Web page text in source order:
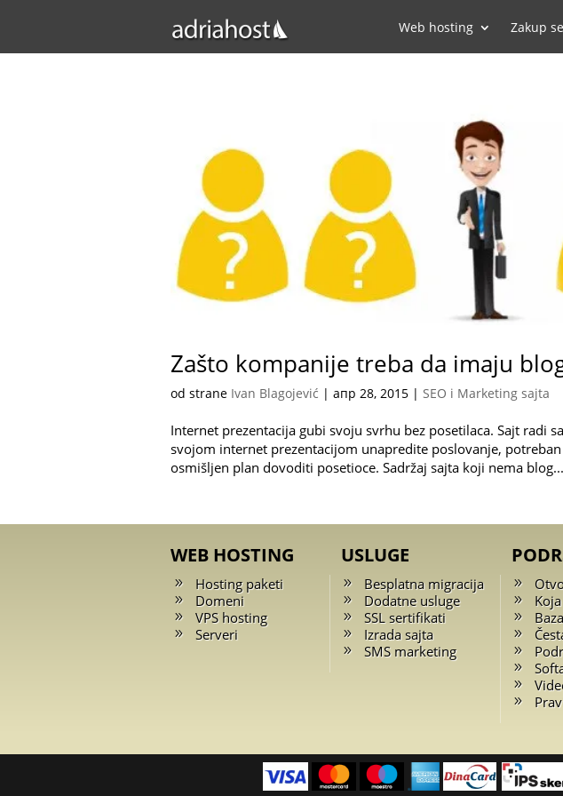
Web hosting Zakup
Zašto kompanije treba da imaju
od strane Ivan Blagojević | апр 28, 2015 | SEO i Marketing sajta
Internet prezentacija gubi svoju svrhu bez posetilaca. Sajt radi
svojom internet prezentacijom unapredite poslovanje,
osmišljen plan dovoditi posetioce. Sadržaj sajta koji nema blog...
WEB HOSTING
Hosting paketi
Domeni
VPS hosting
Serveri
USLUGE
Besplatna migracija
Dodatne usluge
SSL sertifikati
Izrada sajta
SMS marketing